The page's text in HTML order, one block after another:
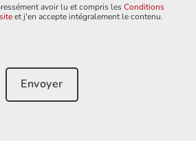
avoir lu et compris lesConditions
et j'en accepte intégralement le contenu.